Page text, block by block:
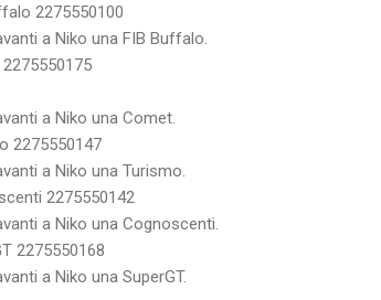
2275550100
a Niko una FIB Buffalo.
2275550175
a Niko una Comet.
2275550147
a Niko una Turismo.
2275550142
a Niko una Cognoscenti.
2275550168
a Niko una SuperGT.